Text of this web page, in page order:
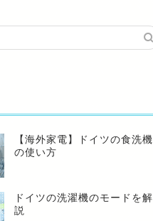
【海外家電】ドイツの食洗機
の使い方
ドイツの洗濯機のモードを解
説